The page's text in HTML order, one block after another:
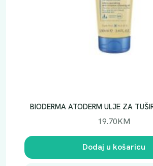
BIODERMA ATODERM ULJE ZA
19.70KM
Dodaj u košaricu